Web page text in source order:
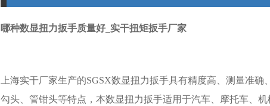
哪种数显扭力扳手质量好_实干扭矩扳手厂家
上海实干厂家生产的SGSX数显扭力扳手具有精度高、测量准确
勾头、管钳头等特点，本数显扭力扳手适用于汽车、摩托车、